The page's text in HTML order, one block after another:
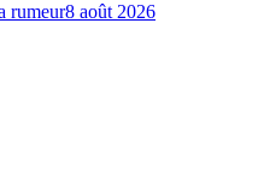
rumeur8 août 2026